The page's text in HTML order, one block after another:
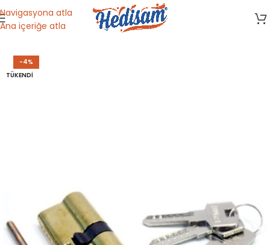
Navigasyona atla
Ana içeriğe atla
Ana Sayfa/ Dini Malzemeler
-4%
TÜKENDI